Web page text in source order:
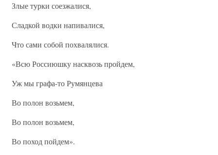
Злые турки соезжалися,
Сладкой водки напивалися,
Что сами собой похвалялися.
«Всю Россиюшку насквозь пройдем,
Уж мы графа-то Румянцева
Во полон возьмем,
Во полон возьмем,
Во поход пойдем».